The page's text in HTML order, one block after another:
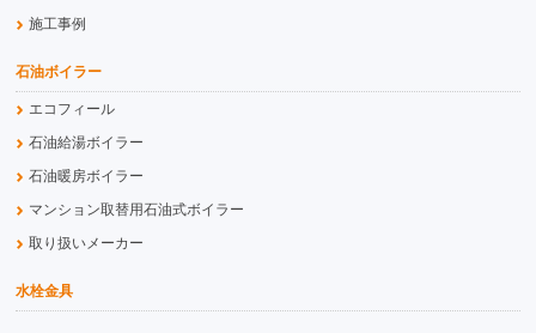
施工事例
石油ボイラー
エコフィール
石油給湯ボイラー
石油暖房ボイラー
マンション取替用石油式ボイラー
取り扱いメーカー
水栓金具